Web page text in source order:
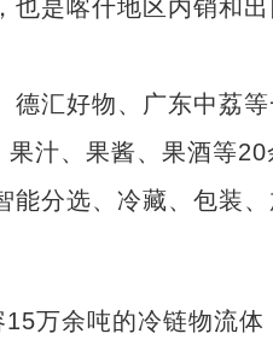
也是喀什地区内销和出
汇好物、广东中荔等
汁、果酱、果酒等20
能分选、冷藏、包装、
万余吨的冷链物流体